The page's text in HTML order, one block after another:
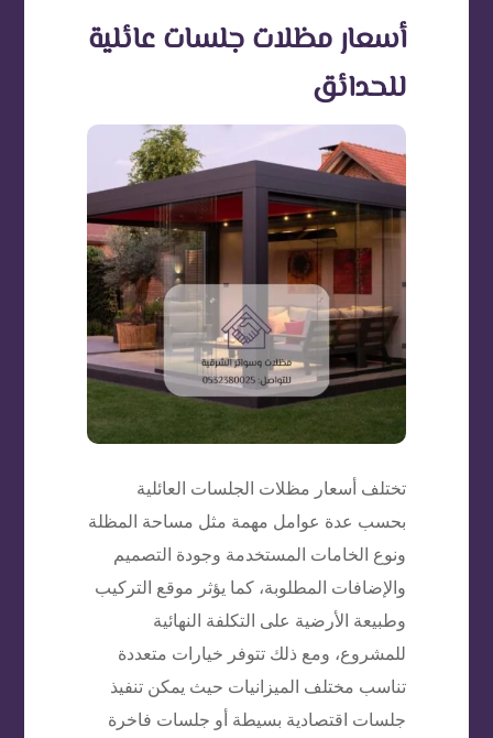
أسعار مظلات جلسات عائلية
للحدائق
تختلف أسعار مظلات الجلسات العائلية
بحسب عدة عوامل مهمة مثل مساحة المظلة
ونوع الخامات المستخدمة وجودة التصميم
والإضافات المطلوبة، كما يؤثر موقع التركيب
وطبيعة الأرضية على التكلفة النهائية
للمشروع، ومع ذلك تتوفر خيارات متعددة
تناسب مختلف الميزانيات حيث يمكن تنفيذ
جلسات اقتصادية بسيطة أو جلسات فاخرة